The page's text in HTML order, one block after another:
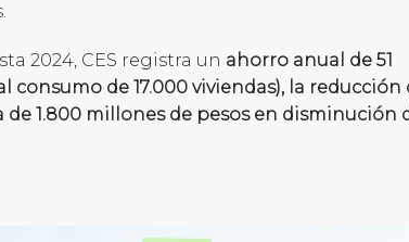
2024, CES registra un ahorro anual de 51
consumo de 17.000 viviendas), la reducción
de 1.800 millones de pesos en disminución